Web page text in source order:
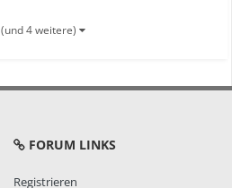
(und 4 weitere)
FORUM LINKS
Registrieren